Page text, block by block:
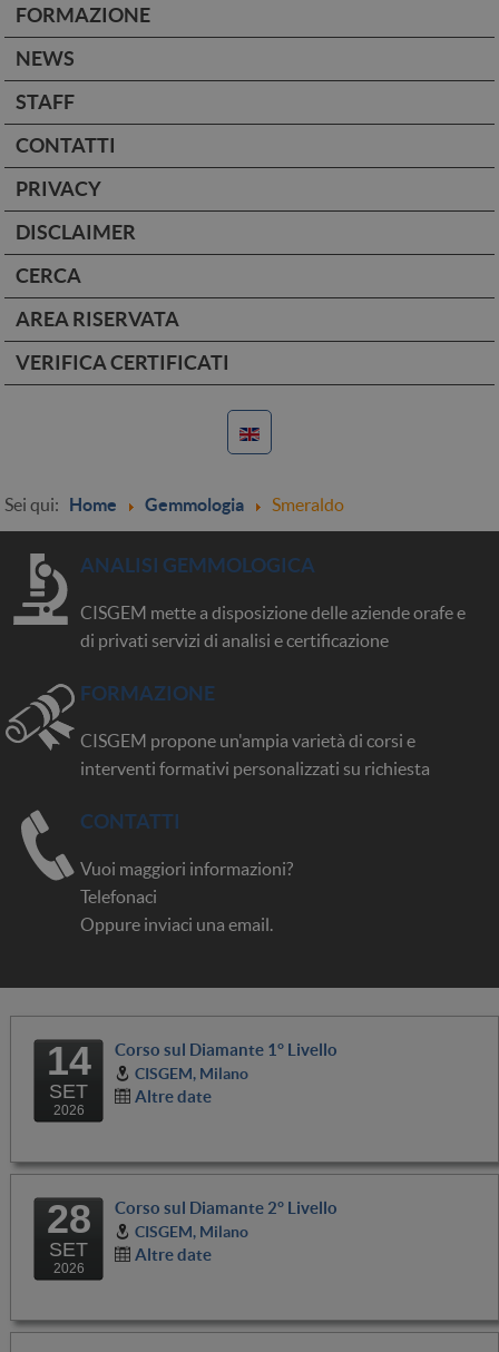
FORMAZIONE
NEWS
STAFF
CONTATTI
PRIVACY
DISCLAIMER
CERCA
AREA RISERVATA
VERIFICA CERTIFICATI
Sei qui: Home Gemmologia Smeraldo
ANALISI GEMMOLOGICA
CISGEM mette a disposizione delle aziende orafe e
di privati servizi di analisi e certificazione
FORMAZIONE
CISGEM propone un'ampia varietà di corsi e
interventi formativi personalizzati su richiesta
CONTATTI
Vuoi maggiori informazioni?
Telefonaci
Oppure inviaci una email.
14
SET
2026
Corso sul Diamante 1° Livello
CISGEM, Milano
Altre date
28
SET
2026
Corso sul Diamante 2° Livello
CISGEM, Milano
Altre date